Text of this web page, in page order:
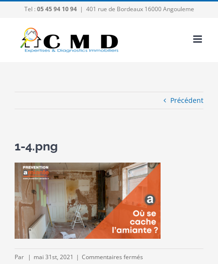
contenu
Tel : 05 45 94 10 94 | 401 rue de Bordeaux 16000 Angouleme
Précédent
1-4.png
Par | mai 31st, 2021 | Commentaires fermés